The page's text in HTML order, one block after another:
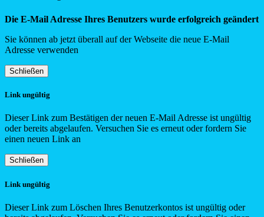
Die E-Mail Adresse Ihres Benutzers wurde erfolgreich geändert
Sie können ab jetzt überall auf der Webseite die neue E-Mail
Adresse verwenden
Schließen
Link ungültig
Dieser Link zum Bestätigen der neuen E-Mail Adresse ist ungültig
oder bereits abgelaufen. Versuchen Sie es erneut oder fordern Sie
einen neuen Link an
Schließen
Link ungültig
Dieser Link zum Löschen Ihres Benutzerkontos ist ungültig oder